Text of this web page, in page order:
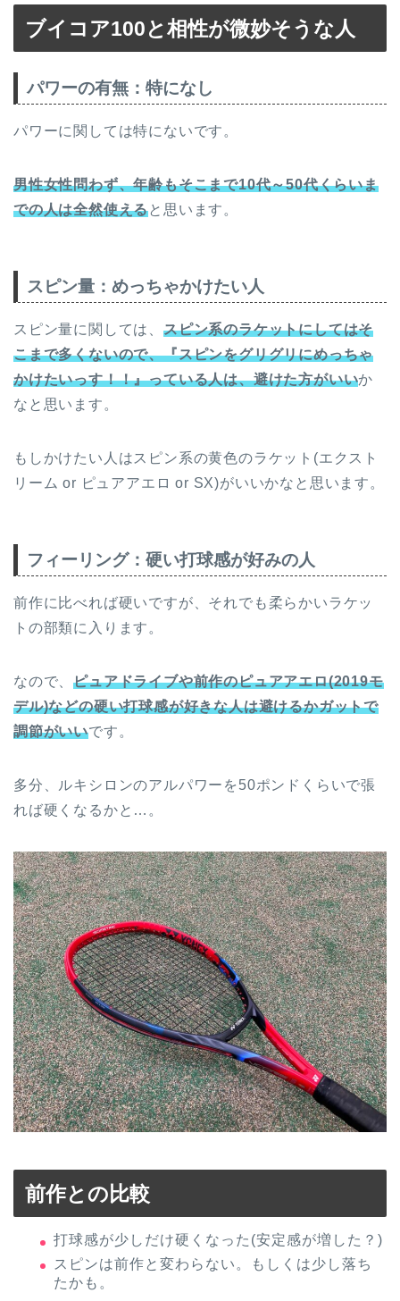
ブイコア100と相性が微妙そうな人
パワーの有無：特になし
パワーに関しては特にないです。
男性女性問わず、年齢もそこまで10代～50代くらいま
での人は全然使えると思います。
スピン量：めっちゃかけたい人
スピン量に関しては、 スピン系のラケットにしてはそ
こまで多くないので、『スピンをグリグリにめっちゃ
かけたいっす！！』っている人は、避けた方がいいか
なと思います。
もしかけたい人はスピン系の黄色のラケット(エクスト
リーム or ピュアアエロ or SX)がいいかなと思います。
フィーリング：硬い打球感が好みの人
前作に比べれば硬いですが、それでも柔らかいラケッ
トの部類に入ります。
なので、ピュアドライブや前作のピュアアエロ(2019モ
デル)などの硬い打球感が好きな人は避けるかガットで
調節がいいです。
多分、ルキシロンのアルパワーを50ポンドくらいで張
れば硬くなるかと…。
前作との比較
打球感が少しだけ硬くなった(安定感が増した？)
スピンは前作と変わらない。もしくは少し落ち
たかも。